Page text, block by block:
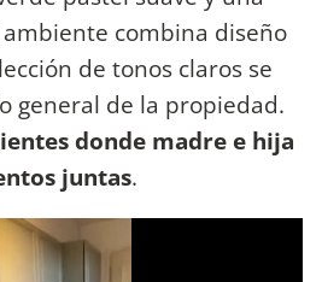
combina diseño
de tonos claros se
general de la propiedad.
donde madre e hija
juntas.